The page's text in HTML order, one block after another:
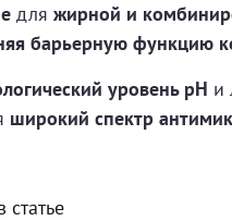
для жирной и
барьерную функцию
уровень рН и
широкий спектр
статье